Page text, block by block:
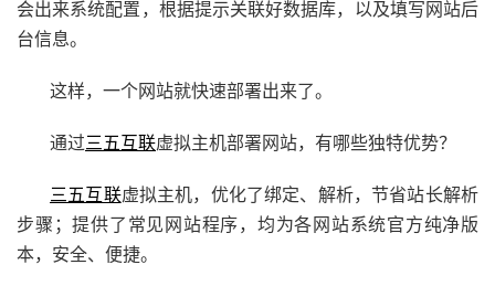
会出来系统配置，根据提示关联好数据库，以及填写网站后
台信息。
这样，一个网站就快速部署出来了。
通过三五互联虚拟主机部署网站，有哪些独特优势？
三五互联虚拟主机，优化了绑定、解析，节省站长解析
步骤；提供了常见网站程序，均为各网站系统官方纯净版
本，安全、便捷。